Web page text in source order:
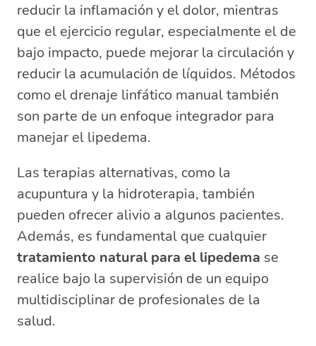
reducir la inflamación y el dolor, mientras
que el ejercicio regular, especialmente el de
bajo impacto, puede mejorar la circulación y
reducir la acumulación de líquidos. Métodos
como el drenaje linfático manual también
son parte de un enfoque integrador para
manejar el lipedema.
Las terapias alternativas, como la
acupuntura y la hidroterapia, también
pueden ofrecer alivio a algunos pacientes.
Además, es fundamental que cualquier
tratamiento natural para el lipedema se
realice bajo la supervisión de un equipo
multidisciplinar de profesionales de la
salud.